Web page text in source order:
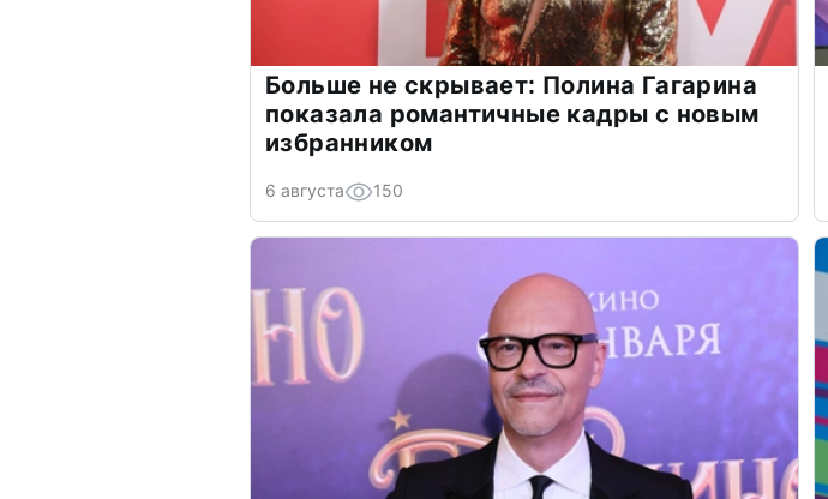
Больше не скрывает: Полина Гагарина
показала романтичные кадры с новым
избранником
6 августа 150